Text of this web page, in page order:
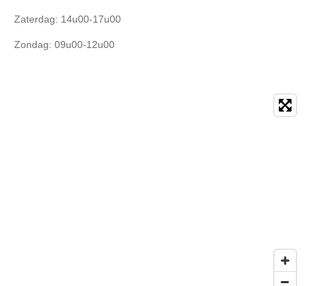
Zaterdag: 14u00-17u00
Zondag: 09u00-12u00